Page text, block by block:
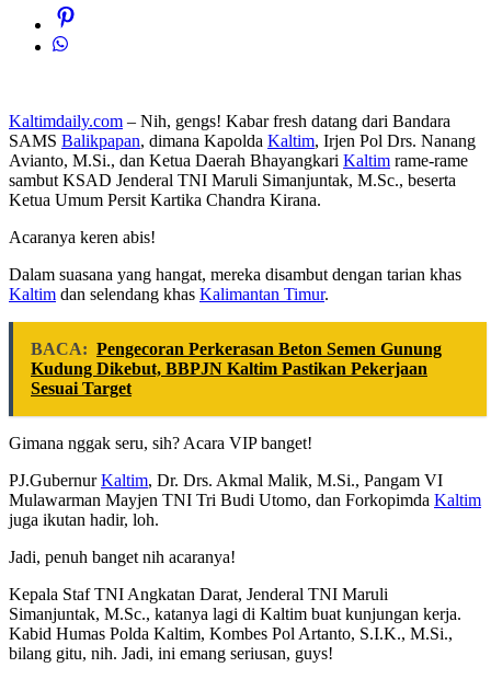
Kaltimdaily.com – Nih, gengs! Kabar fresh datang dari Bandara
SAMS Balikpapan, dimana Kapolda Kaltim, Irjen Pol Drs. Nanang
Avianto, M.Si., dan Ketua Daerah Bhayangkari Kaltim rame-rame
sambut KSAD Jenderal TNI Maruli Simanjuntak, M.Sc., beserta
Ketua Umum Persit Kartika Chandra Kirana.
Acaranya keren abis!
Dalam suasana yang hangat, mereka disambut dengan tarian khas
Kaltim dan selendang khas Kalimantan Timur.
BACA: Pengecoran Perkerasan Beton Semen Gunung
Kudung Dikebut, BBPJN Kaltim Pastikan Pekerjaan
Sesuai Target
Gimana nggak seru, sih? Acara VIP banget!
PJ.GubernurKaltim, Dr. Drs. Akmal Malik, M.Si., Pangam VI
Mulawarman Mayjen TNI Tri Budi Utomo, dan Forkopimda Kaltim
juga ikutan hadir, loh.
Jadi, penuh banget nih acaranya!
Kepala Staf TNI Angkatan Darat, Jenderal TNI Maruli
Simanjuntak, M.Sc., katanya lagi di Kaltim buat kunjungan kerja.
Kabid Humas Polda Kaltim, Kombes Pol Artanto, S.I.K., M.Si.,
bilang gitu, nih. Jadi, ini emang seriusan, guys!